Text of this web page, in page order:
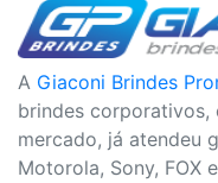
A Giaconi Brindes
brindes corporativos,
mercado, já atendeu
Motorola, Sony, FOX